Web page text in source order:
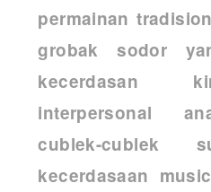
permainan
grobak sodor
kecerdasan
interpersonal
cublek-cublek
kecerdasaan